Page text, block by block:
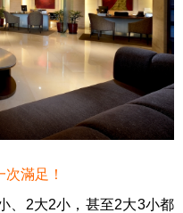
滿足！
、2大2小，甚至2大3小都